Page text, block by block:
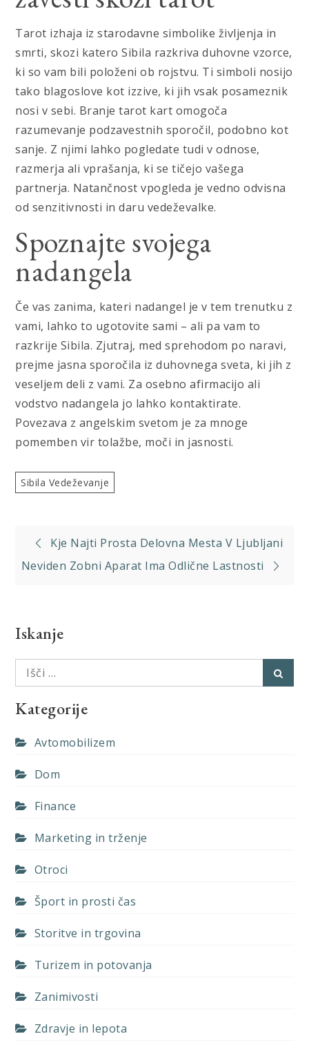
Tarot izhaja iz starodavne simbolike življenja in
smrti, skozi katero Sibila razkriva duhovne vzorce,
ki so vam bili položeni ob rojstvu. Ti simboli nosijo
tako blagoslove kot izzive, ki jih vsak posameznik
nosi v sebi. Branje tarot kart omogoča
razumevanje podzavestnih sporočil, podobno kot
sanje. Z njimi lahko pogledate tudi v odnose,
razmerja ali vprašanja, ki se tičejo vašega
partnerja. Natančnost vpogleda je vedno odvisna
od senzitivnosti in daru vedeževalke.
Spoznajte svojega
nadangela
Če vas zanima, kateri nadangel je v tem trenutku z
vami, lahko to ugotovite sami – ali pa vam to
razkrije Sibila. Zjutraj, med sprehodom po naravi,
prejme jasna sporočila iz duhovnega sveta, ki jih z
veseljem deli z vami. Za osebno afirmacijo ali
vodstvo nadangela jo lahko kontaktirate.
Povezava z angelskim svetom je za mnoge
pomemben vir tolažbe, moči in jasnosti.
Sibila Vedeževanje
Navigacija
prispevka
Kje Najti Prosta Delovna Mesta V Ljubljani
Neviden Zobni Aparat Ima Odlične Lastnosti
Iskanje
Išči:
Kategorije
Avtomobilizem
Dom
Finance
Marketing in trženje
Otroci
Šport in prosti čas
Storitve in trgovina
Turizem in potovanja
Zanimivosti
Zdravje in lepota